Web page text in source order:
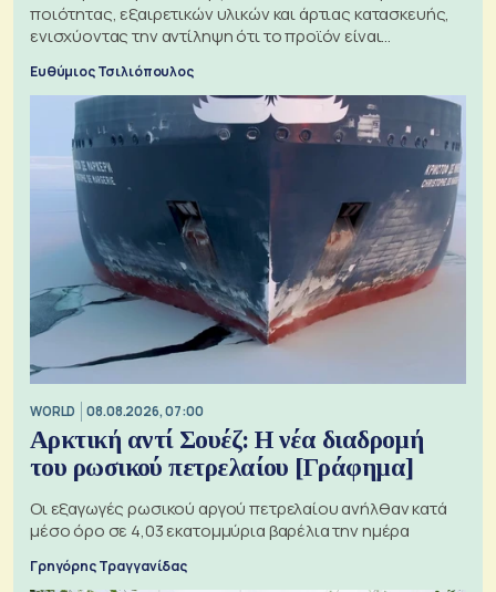
ποιότητας, εξαιρετικών υλικών και άρτιας κατασκευής,
ενισχύοντας την αντίληψη ότι το προϊόν είναι
ξεχωριστό
Ευθύμιος Τσιλιόπουλος
WORLD 08.08.2026, 07:00
Αρκτική αντί Σουέζ: Η νέα διαδρομή
του ρωσικού πετρελαίου [Γράφημα]
Οι εξαγωγές ρωσικού αργού πετρελαίου ανήλθαν κατά
μέσο όρο σε 4,03 εκατομμύρια βαρέλια την ημέρα
Γρηγόρης Τραγγανίδας